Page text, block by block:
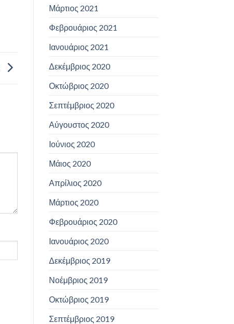
Μάρτιος 2021
Φεβρουάριος 2021
Ιανουάριος 2021
Δεκέμβριος 2020
Οκτώβριος 2020
Σεπτέμβριος 2020
Αύγουστος 2020
Ιούνιος 2020
Μάιος 2020
Απρίλιος 2020
Μάρτιος 2020
Φεβρουάριος 2020
Ιανουάριος 2020
Δεκέμβριος 2019
Νοέμβριος 2019
Οκτώβριος 2019
Σεπτέμβριος 2019